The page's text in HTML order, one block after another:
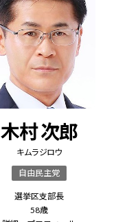
木村 次郎
キムラ ジロウ
自由民主党
選挙区支部長
58歳